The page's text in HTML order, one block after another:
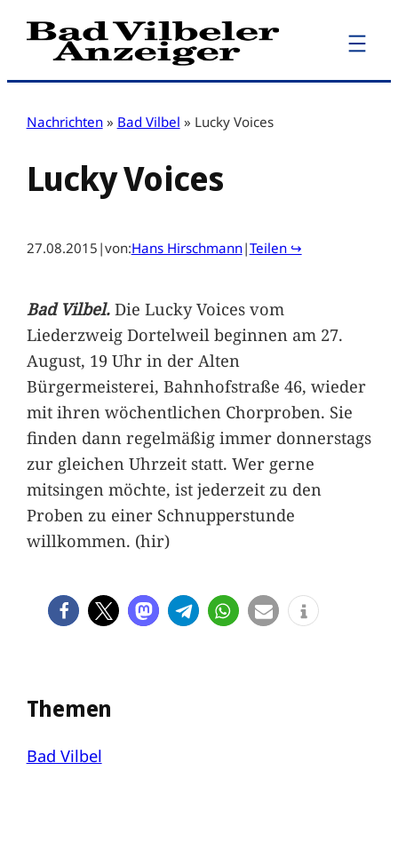
Zum
Inhalt
Nachrichten » Bad Vilbel » Lucky Voices
Lucky Voices
27.08.2015 |von:Hans Hirschmann|Teilen ↪
Bad Vilbel. Die Lucky Voices vom
Liederzweig Dortelweil beginnen am 27.
August, 19 Uhr in der Alten
Bürgermeisterei, Bahnhofstraße 46, wieder
mit ihren wöchentlichen Chorproben. Sie
finden dann regelmäßig immer donnerstags
zur gleichen Uhrzeit statt. Wer gerne
mitsingen möchte, ist jederzeit zu den
Proben zu einer Schnupperstunde
willkommen. (hir)
Themen
Bad Vilbel